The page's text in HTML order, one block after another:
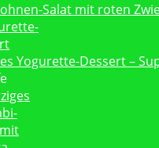
Salat mit roten
Yogurette-Dessert –